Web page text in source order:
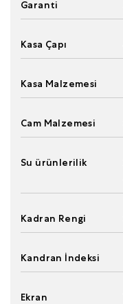
Garanti
Kasa Çapı
Kasa Malzemesi
Cam Malzemesi
Su ürünlerilik
Kadran Rengi
Kandran İndeksi
Ekran